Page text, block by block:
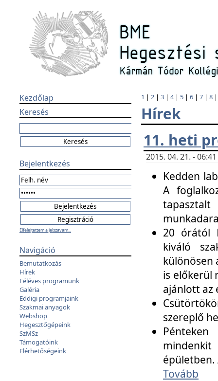
Kezdőlap
Keresés
Bejelentkezés
Elfelejtettem a jelszavam...
Navigáció
Bemutatkozás
Hírek
Féléves programunk
Galéria
Eddigi programjaink
Szakmai anyagok
Webshop
Hegesztőgépeink
SzMSz
Támogatóink
Elérhetőségeink
1 | 2 | 3 | 4| 5 | 6 | 7 | 8
Hírek
11. heti
2015. 04. 21. -
Kedden
A
20 órától
kiváló
különösen
is előkerül
ajánlott az
szereplő
épületben.
Tovább